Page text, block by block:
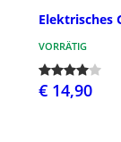
Elektrisches
VORRÄTIG
€ 14,90